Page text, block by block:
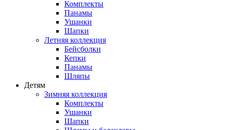
Комплекты
Панамы
Ушанки
Шапки
Летняя коллекция
Бейсболки
Кепки
Панамы
Шляпы
Детям
Зимняя коллекция
Комплекты
Ушанки
Шапки